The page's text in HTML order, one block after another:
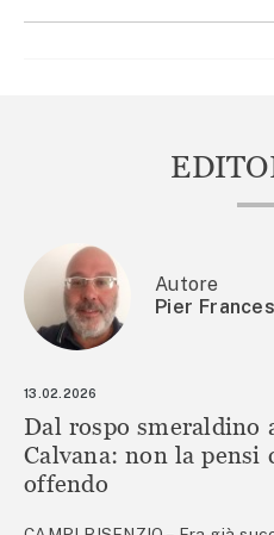
Autore
Pier
13.02.2026
Dal rospo smeraldino
Calvana: non la pensi
offendo